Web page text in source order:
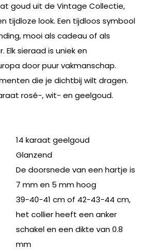
goud uit de Vintage Collectie,
tijdloze look. Een tijdloos symbool
mooi als cadeau of als
Elk sieraad is uniek en
door puur vakmanschap.
die je dichtbij wilt dragen.
rosé-, wit- en geelgoud.
14 karaat geelgoud
Glanzend
De doorsnede van een hartje is
7 mm en 5 mm hoog
39-40-41 cm of 42-43-44 cm,
het collier heeft een anker
schakel en een dikte van 0.8
mm